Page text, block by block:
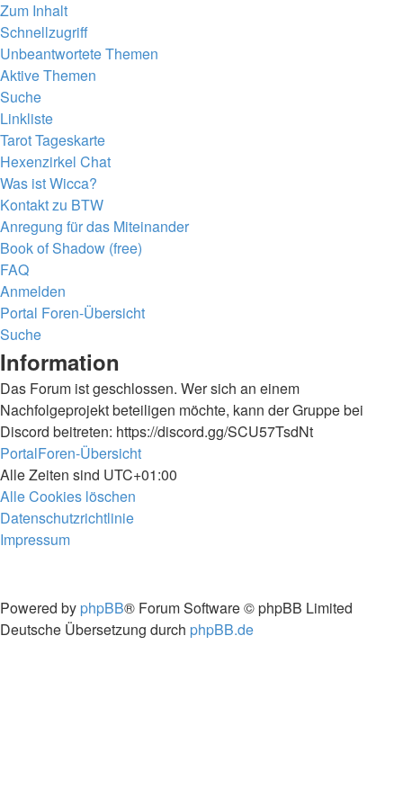
Zum Inhalt
Schnellzugriff
Unbeantwortete Themen
Aktive Themen
Suche
Linkliste
Tarot Tageskarte
Hexenzirkel Chat
Was ist Wicca?
Kontakt zu BTW
Anregung für das Miteinander
Book of Shadow (free)
FAQ
Anmelden
Portal Foren-Übersicht
Suche
Information
Das Forum ist geschlossen. Wer sich an einem
Nachfolgeprojekt beteiligen möchte, kann der Gruppe bei
Discord beitreten: https://discord.gg/SCU57TsdNt
PortalForen-Übersicht
Alle Zeiten sind UTC+01:00
Alle Cookies löschen
Datenschutzrichtlinie
Impressum
Powered by phpBB® Forum Software © phpBB Limited
Deutsche Übersetzung durch phpBB.de